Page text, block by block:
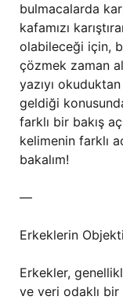
bulmacalarda
kafamızı
olabileceği için,
çözmek zaman
yazıyı
geldiği
farklı bir bakış
kelimenin farklı
bakalım!
—
Erkeklerin
Erkekler,
ve veri odaklı bir